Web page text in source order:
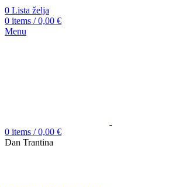
0 Lista želja
0 items / 0,00 €
Menu
0 items / 0,00 €
Dan Trantina